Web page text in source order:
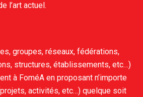
l’art actuel.
groupes, réseaux, fédérations,
structures, établissements, etc…)
à FoméA en proposant n’importe
activités, etc…) quelque soit